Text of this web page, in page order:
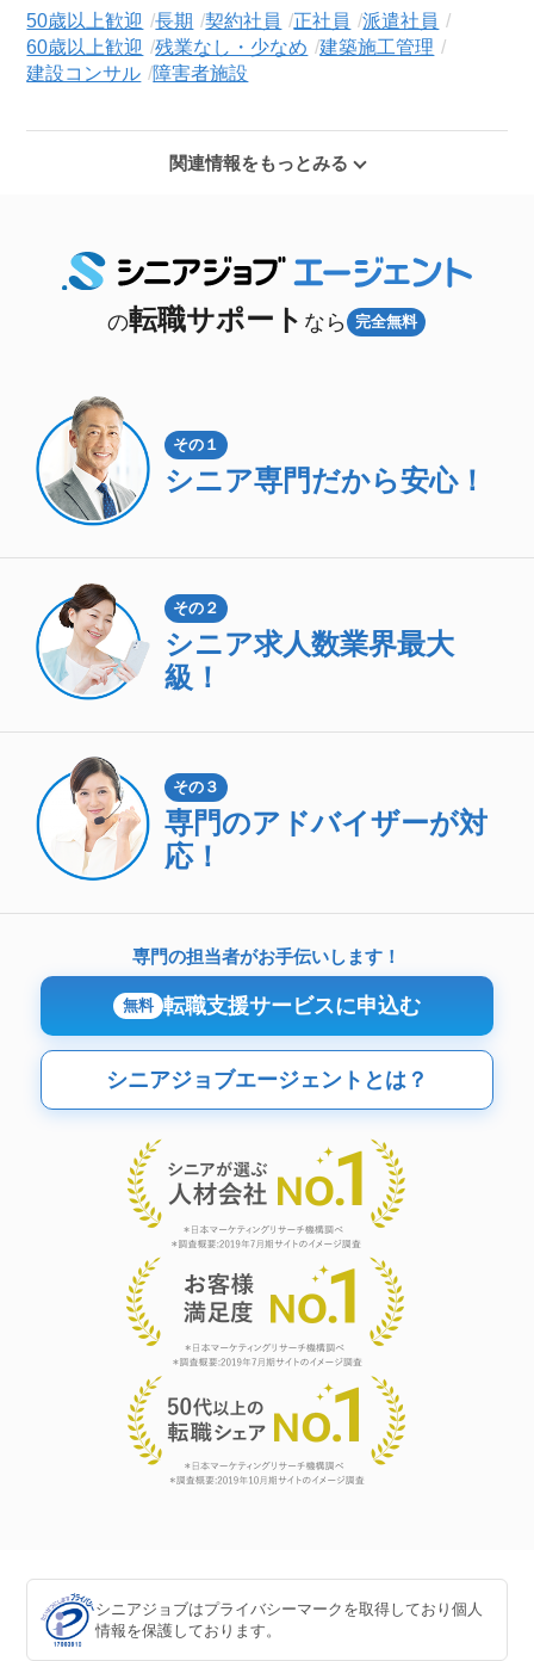
50歳以上歓迎 長期 契約社員 正社員
派遣社員
60歳以上歓迎
残業なし・少なめ
建築施工管理
建設コンサル
障害者施設
関連情報をもっとみる
の転職サポート なら 完全無料
その１
シニア専門だから安心！
その２
シニア求人数業界最大
級！
その３
専門のアドバイザーが対
応！
専門の担当者がお手伝いします！
無料 転職支援サービスに申込む
シニアジョブエージェントとは？
シニアジョブはプライバシーマークを取得しており個人
情報を保護しております。